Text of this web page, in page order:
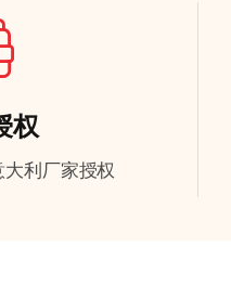
权
利厂家授权